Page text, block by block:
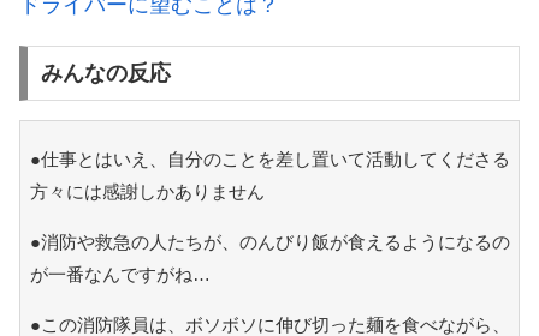
ドライバーに望むことは？
みんなの反応
●仕事とはいえ、自分のことを差し置いて活動してくださる
方々には感謝しかありません
●消防や救急の人たちが、のんびり飯が食えるようになるの
が一番なんですがね…
●この消防隊員は、ボソボソに伸び切った麺を食べながら、